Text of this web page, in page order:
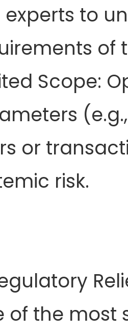
experts to
of
Scope:
or
risk.
of the most